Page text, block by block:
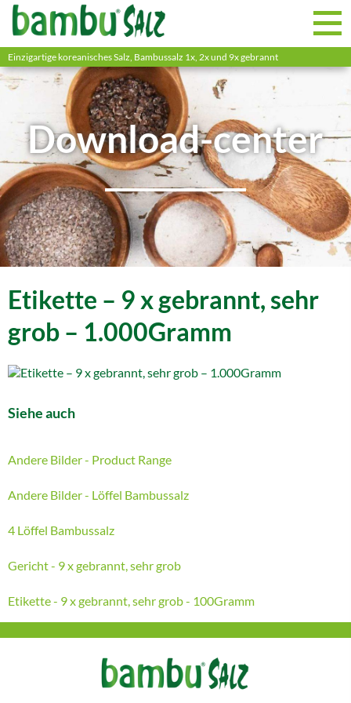
Einzigartige koreanisches Salz, Bambussalz 1x, 2x und 9x gebrannt
Download-center
Etikette – 9 x gebrannt, sehr
grob – 1.000Gramm
Siehe auch
Andere Bilder - Product Range
Andere Bilder - Löffel Bambussalz
4 Löffel Bambussalz
Gericht - 9 x gebrannt, sehr grob
Etikette - 9 x gebrannt, sehr grob - 100Gramm